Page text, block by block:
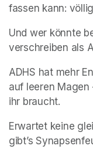
fassen kann:
Und wer könnte
verschreiben als
ADHS hat mehr
auf leeren Magen
ihr braucht.
Erwartet keine
gibt’s